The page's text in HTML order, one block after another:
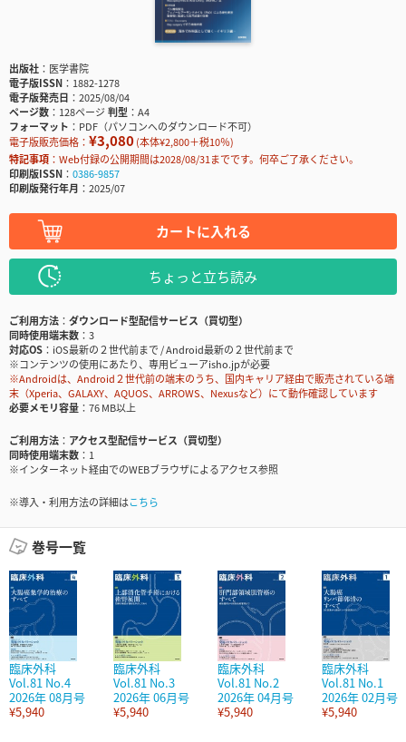
出版社
医学書院
電子版ISSN
1882-1278
電子版発売日
2025/08/04
ページ数
128ページ判型
A4
フォーマット
PDF（パソコンへのダウンロード不可）
電子版販売価格： ¥3,080(本体¥2,800＋税10％)
特記事項
Web付録の公開期間は2028/08/31までです。何卒ご了承ください。
印刷版ISSN
0386-9857
印刷版発行年月
2025/07
カートに入れる
ちょっと立ち読み
ご利用方法
ダウンロード型配信サービス（買切型）
同時使用端末数
3
対応OS
iOS最新の２世代前まで / Android最新の２世代前まで
※コンテンツの使用にあたり、専用ビューアisho.jpが必要
※Androidは、Android２世代前の端末のうち、国内キャリア経由で販売されている端
末（Xperia、GALAXY、AQUOS、ARROWS、Nexusなど）にて動作確認しています
必要メモリ容量
76 MB以上
ご利用方法
アクセス型配信サービス（買切型）
同時使用端末数
1
※インターネット経由でのWEBブラウザによるアクセス参照
※導入・利用方法の詳細はこちら
巻号一覧
臨床外科
Vol.81 No.4
2026年 08月号
¥5,940
臨床外科
Vol.81 No.3
2026年 06月号
¥5,940
臨床外科
Vol.81 No.2
2026年 04月号
¥5,940
臨床外科
Vol.81 No.1
2026年 02月号
¥5,940